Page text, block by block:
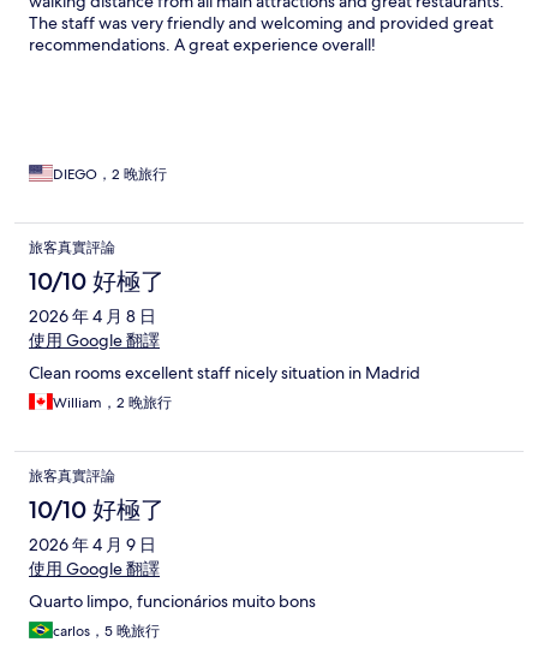
The staff was very friendly and welcoming and provided great
recommendations. A great experience overall!
DIEGO，2 晚旅行
旅客真實評論
10/10 好極了
2026 年 4 月 8 日
使用 Google 翻譯
Clean rooms excellent staff nicely situation in Madrid
William，2 晚旅行
旅客真實評論
10/10 好極了
2026 年 4 月 9 日
使用 Google 翻譯
Quarto limpo, funcionários muito bons
carlos，5 晚旅行